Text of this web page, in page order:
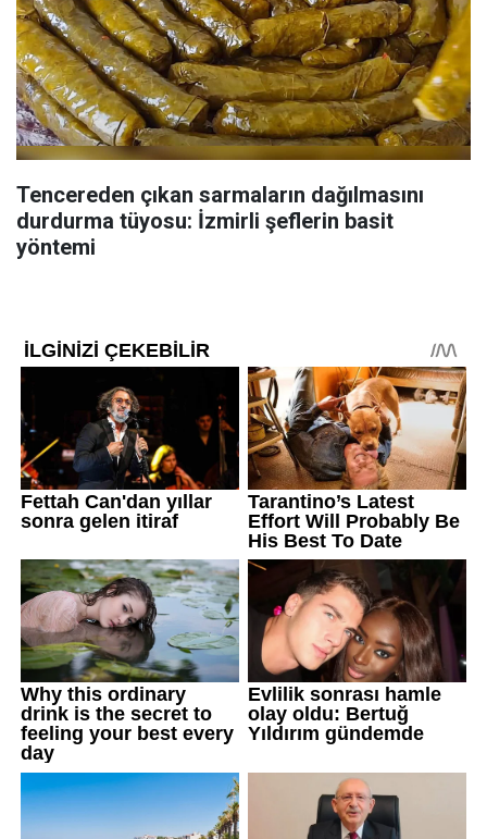
Tencereden çıkan sarmaların dağılmasını
durdurma tüyosu: İzmirli şeflerin basit
yöntemi